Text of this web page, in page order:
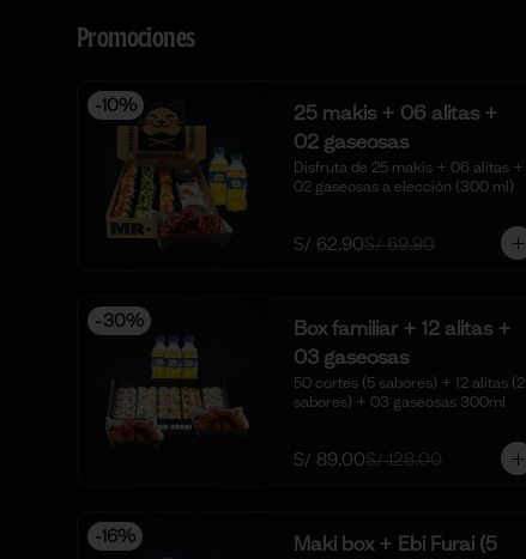
Promociones
-10%
25 makis + 06 alitas +
02 gaseosas
Disfruta de 25 makis + 06 alitas +
02 gaseosas a elección (300 ml)
S/ 62.90S/ 69.90
-30%
Box familiar + 12 alitas +
03 gaseosas
50 cortes (5 sabores) + 12 alitas (2
sabores) + 03 gaseosas 300ml
S/ 89.00S/ 128.00
-16%
Maki box + Ebi Furai (5